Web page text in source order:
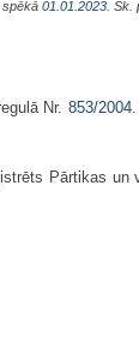
spēkā 01.01.2023. Sk.
Nr. 853/2004.
Pārtikas un